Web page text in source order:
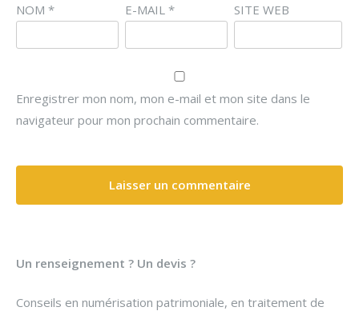
NOM * E-MAIL * SITE WEB
Enregistrer mon nom, mon e-mail et mon site dans le
navigateur pour mon prochain commentaire.
Un renseignement ? Un devis ?
Conseils en numérisation patrimoniale, en traitement de